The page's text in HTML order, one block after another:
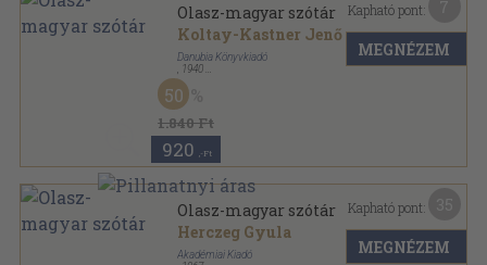
Olasz-magyar szótár
Koltay-Kastner Jenő
Danubia Könyvkiadó
1940
Félvászon
1.840 Ft
50
920 ,-Ft
Kapható pont:
MEGNÉZEM
Olasz-magyar szótár
Herczeg Gyula
Akadémiai Kiadó
Kapható pont:
MEGNÉZEM